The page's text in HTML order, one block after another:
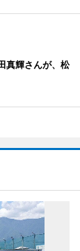
真輝さんが、松